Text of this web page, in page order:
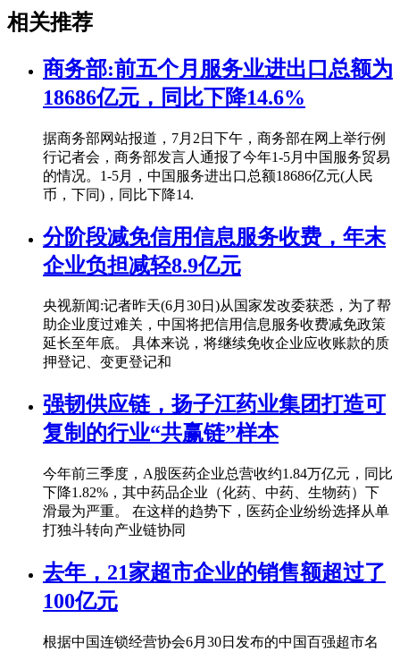
相关推荐
商务部:前五个月服务业进出口总额为
18686亿元，同比下降14.6%
据商务部网站报道，7月2日下午，商务部在网上举行例
行记者会，商务部发言人通报了今年1-5月中国服务贸易
的情况。1-5月，中国服务进出口总额18686亿元(人民
币，下同)，同比下降14.
分阶段减免信用信息服务收费，年末
企业负担减轻8.9亿元
央视新闻:记者昨天(6月30日)从国家发改委获悉，为了帮
助企业度过难关，中国将把信用信息服务收费减免政策
延长至年底。 具体来说，将继续免收企业应收账款的质
押登记、变更登记和
强韧供应链，扬子江药业集团打造可
复制的行业“共赢链”样本
今年前三季度，A股医药企业总营收约1.84万亿元，同比
下降1.82%，其中药品企业（化药、中药、生物药）下
滑最为严重。 在这样的趋势下，医药企业纷纷选择从单
打独斗转向产业链协同
去年，21家超市企业的销售额超过了
100亿元
根据中国连锁经营协会6月30日发布的中国百强超市名